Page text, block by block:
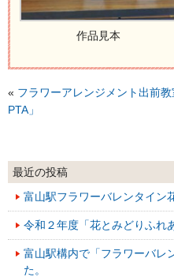
作品見本
« フラワーアレンジメント出前
PTA」
最近の投稿
富山駅フラワーバレンタイン
令和２年度「花とみどりふれ
富山駅構内で「フラワーバレ
た。